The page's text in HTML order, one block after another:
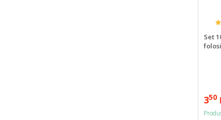
Set
350